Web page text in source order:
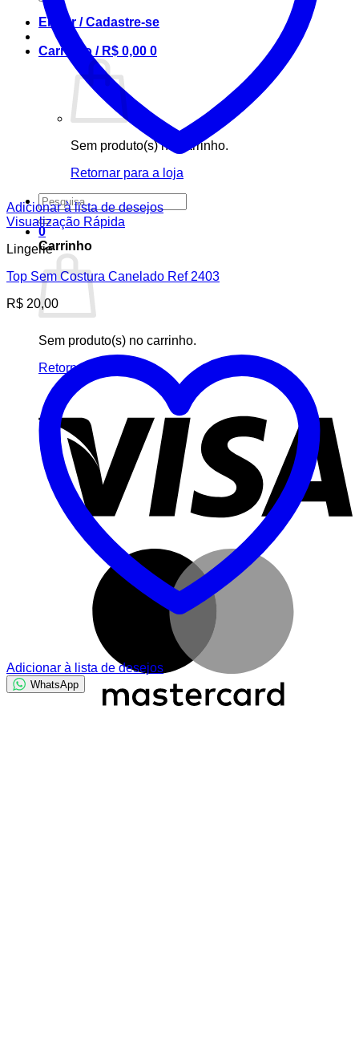
Entrar / Cadastre-se
Carrinho / R$ 0,00 0
Sem produto(s) no carrinho.
Retornar para a loja
Pesquisar
por:
0
Carrinho
Sem produto(s) no carrinho.
Retornar para a loja
Adicionar à lista de desejos
Visualização Rápida
Lingerie
Top Sem Costura Canelado Ref 2403
R$ 20,00
Adicionar à lista de desejos
WhatsApp